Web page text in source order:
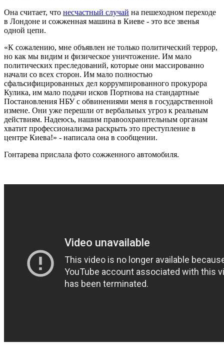
Она считает, что несчастный случай на пешеходном переходе
в Лондоне и сожженная машина в Киеве - это все звенья
одной цепи.
«К сожалению, мне объявлен не только политический террор,
но как мы видим и физическое уничтожение. Им мало
политических преследований, которые они массированно
начали со всех сторон. Им мало полностью
сфальсифицированных дел коррумпированного прокурора
Кулика, им мало подачи исков Портнова на стандартные
Постановления НБУ с обвинениями меня в государственной
измене. Они уже перешли от вербальных угроз к реальным
действиям. Надеюсь, нашим правоохранительным органам
хватит профессионализма раскрыть это преступление в
центре Киева!» - написала она в сообщении.
Гонтарева прислала фото сожженного автомобиля.